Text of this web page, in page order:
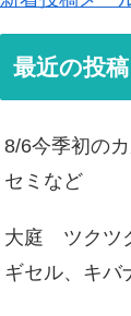
最近の投稿
8/6今季初の
セミなど
大庭 ツクツ
ギセル、キバ